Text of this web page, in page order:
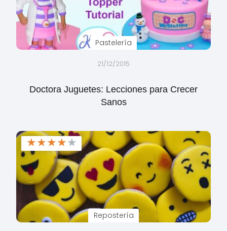
Pastelería
21/12/2015
Doctora Juguetes: Lecciones para Crecer
Sanos
★★★★★
Repostería